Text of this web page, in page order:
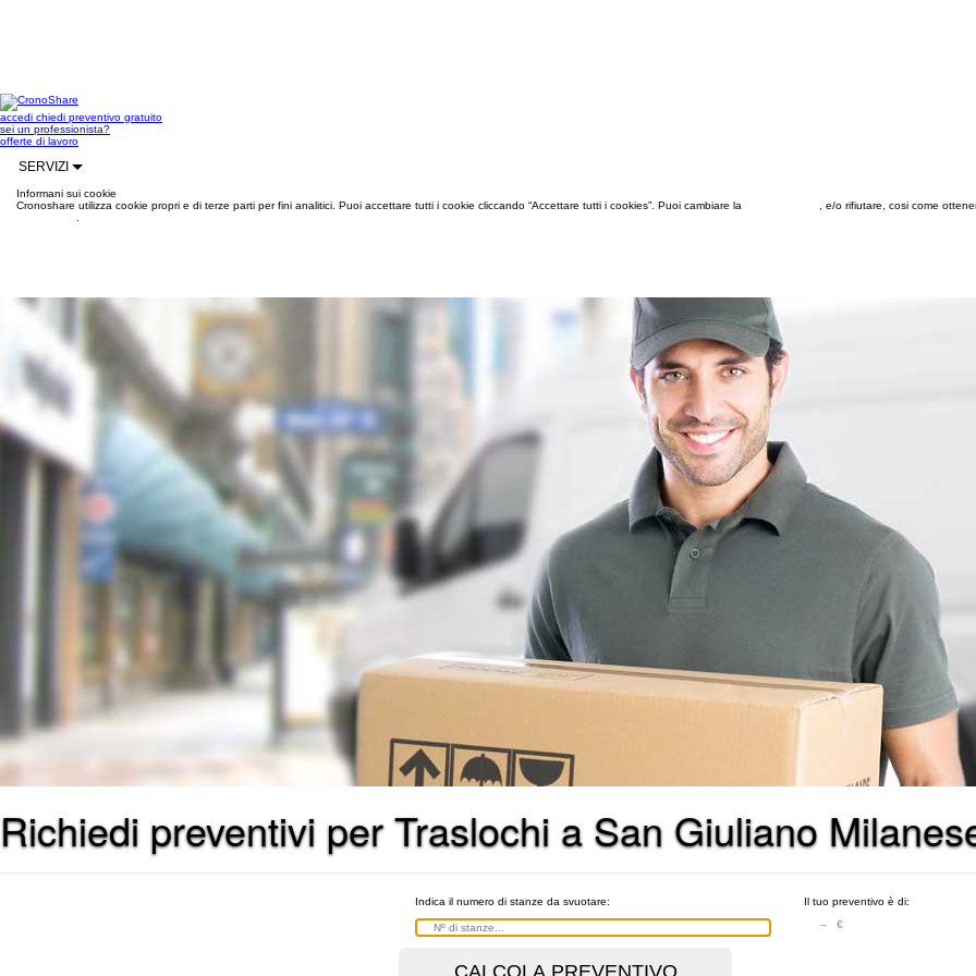
accedi chiedi preventivo gratuito
sei un professionista?
offerte di lavoro
SERVIZI
Informani sui cookie
Cronoshare utilizza cookie propri e di terze parti per fini analitici. Puoi accettare tutti i cookie cliccando “Accettare tutti i cookies”. Puoi cambiare la
, e/o rifiutare, cosi come
Richiedi preventivi per Traslochi a San Giuliano
Indica il numero di stanze da svuotare:
Il tuo preventivo è di:
– €